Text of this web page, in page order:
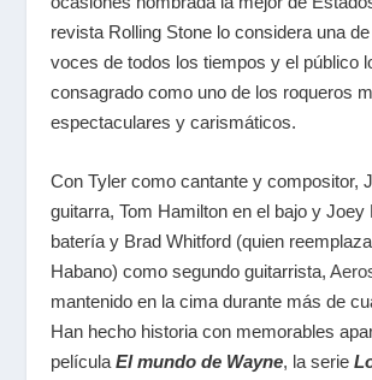
revista Rolling Stone lo considera una
voces de todos los tiempos y el público
consagrado como uno de los roqueros
espectaculares y carismáticos.
Con Tyler como cantante y compositor,
guitarra, Tom Hamilton en el bajo y Joey
batería y Brad Whitford (quien
Habano) como segundo guitarrista,
mantenido en la cima durante más de
Han hecho historia con memorables
películaEl mundo de Wayne, la serie